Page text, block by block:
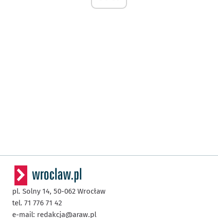
pl. Solny 14, 50-062 Wrocław
tel. 71 776 71 42
e-mail: redakcja@araw.pl